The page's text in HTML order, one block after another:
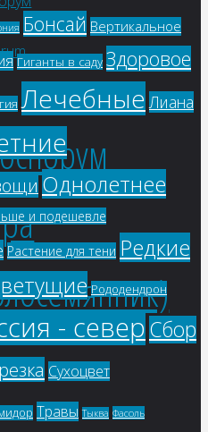
Бонсай Вертикальное
Гиганты в саду Здоровое
Лечебные Лиана
Однолетнее
и подешевле
Растение для тени Редкие
Рододендрон
- северСбор
Сухоцвет
Травы Тыква Фасоль